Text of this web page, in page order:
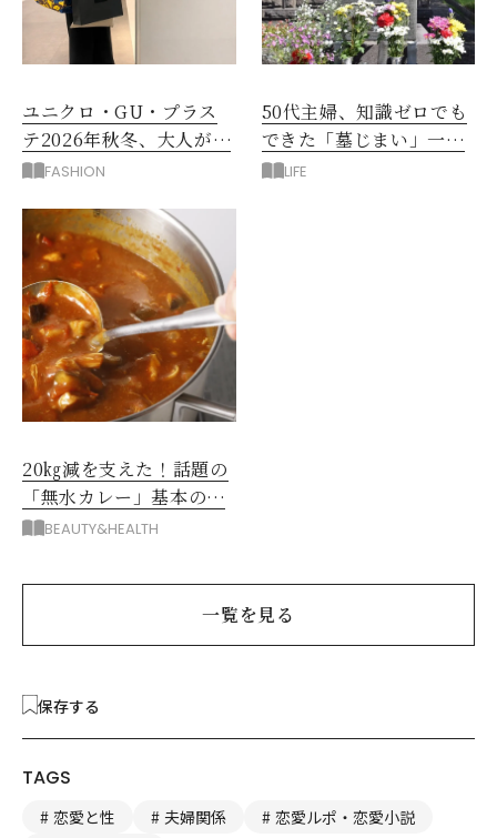
ユニクロ・GU・プラス
テ2026年秋冬、大人が着
たい新作服は？
FASHION
50代主婦、知識ゼロでも
できた「墓じまい」一つ
後悔したのは、ある順
LIFE
20㎏減を支えた！話題の
「無水カレー」基本の作
り方とおすすめルウ6選
BEAUTY&HEALTH
一覧を見る
保存する
TAGS
恋愛と性 夫婦関係
恋愛ルポ・恋愛小説